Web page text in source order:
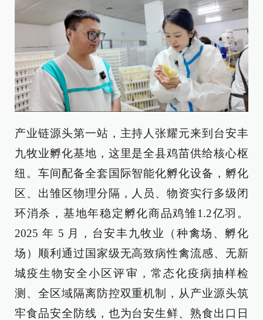
产业链源头第一站，主持人张耀元来到台安丰
九牧业孵化基地，这里是全县鸡苗供给核心枢
纽。车间配备全套国际智能化孵化设备，孵化
区、出雏区物理分隔，人员、物资实行多级闭
环消杀，基地年稳定孵化商品鸡雏1.2亿羽。
2025 年 5 月，台安丰九牧业（种禽场、孵化
场）顺利通过国家级无高致病性禽流感、无新
城疫生物安全小区评审，常态化疫病抽样检
测、全区域隔离防控双重机制，从产业源头筑
牢食品安全防线，也为台安生鲜、熟食出口日